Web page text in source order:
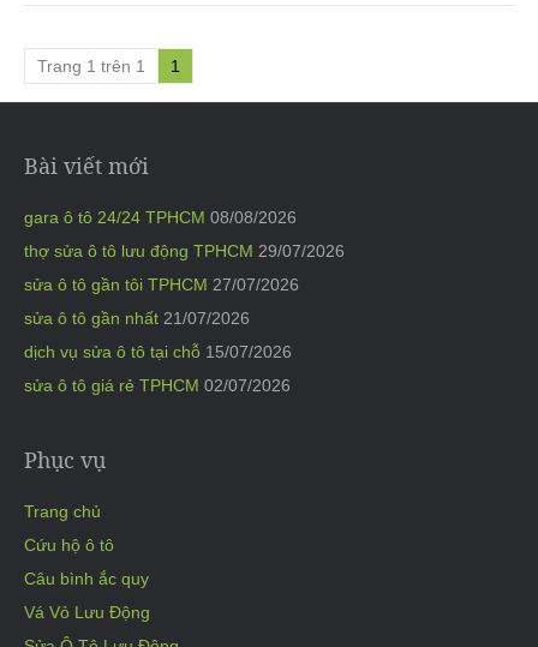
Trang 1 trên 1 1
Bài viết mới
gara ô tô 24/24 TPHCM 08/08/2026
thợ sửa ô tô lưu động TPHCM 29/07/2026
sửa ô tô gần tôi TPHCM 27/07/2026
sửa ô tô gần nhất 21/07/2026
dịch vụ sửa ô tô tại chỗ 15/07/2026
sửa ô tô giá rẻ TPHCM 02/07/2026
Phục vụ
Trang chủ
Cứu hộ ô tô
Câu bình ắc quy
Vá Vỏ Lưu Động